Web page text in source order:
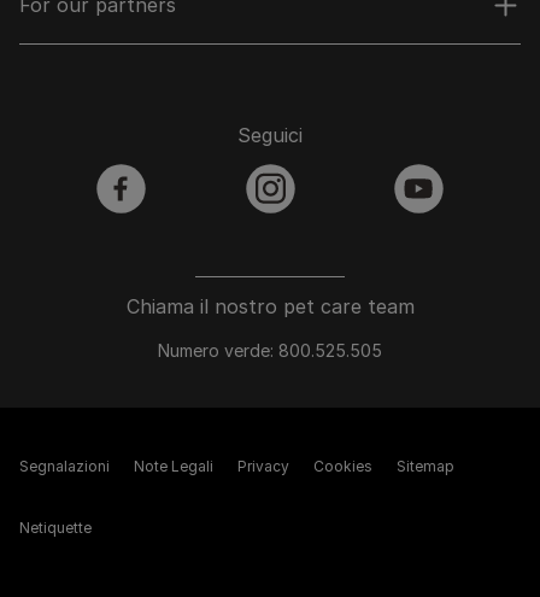
For our partners
Chiama il nostro pet care team
Numero verde: 800.525.505
Seguici
facebook instagram youtube
Segnalazioni Note Legali Privacy Cookies Sitemap
Netiquette